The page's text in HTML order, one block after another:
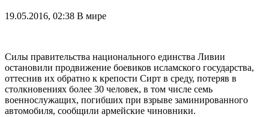
19.05.2016, 02:38 В мире
Силы правительства национального единства Ливии
остановили продвижение боевиков исламского государства,
оттеснив их обратно к крепости Сирт в среду, потеряв в
столкновениях более 30 человек, в том числе семь
военнослужащих, погибших при взрыве заминированного
автомобиля, сообщили армейские чиновники.